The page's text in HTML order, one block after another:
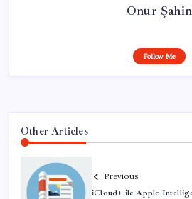
Onur Şahin
Follow Me
Other Articles
Previous
iCloud+ ile Apple